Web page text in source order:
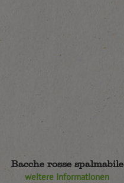
Bacche rosse spalmabile
weitere Informationen